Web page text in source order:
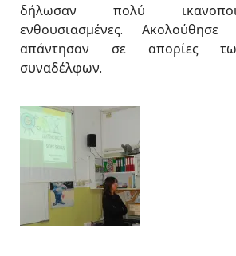
δήλωσαν πολύ
ενθουσιασμένες.
απάντησαν σε απορίες
συναδέλφων.